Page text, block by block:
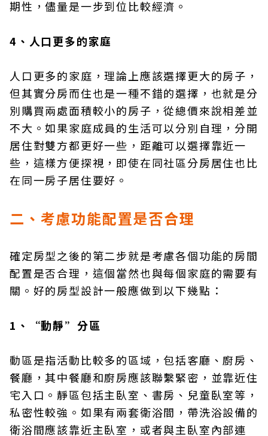
期性，儘量是一步到位比較經濟。
4、人口更多的家庭
人口更多的家庭，理論上應該選擇更大的房子，
但其實分房而住也是一種不錯的選擇，也就是分
別購買兩處面積較小的房子，從總價來說相差並
不大。如果家庭成員的生活可以分別自理，分開
居住對雙方都更好一些，距離可以選擇靠近一
些，這樣方便探視，即使在同社區分房居住也比
在同一房子居住要好。
二、考慮功能配置是否合理
確定房型之後的第二步就是考慮各個功能的房間
配置是否合理，這個當然也與每個家庭的需要有
關。好的房型設計一般應做到以下幾點：
1、“動靜”分區
動區是指活動比較多的區域，包括客廳、廚房、
餐廳，其中餐廳和廚房應該聯繫緊密，並靠近住
宅入口。靜區包括主臥室、書房、兒童臥室等，
私密性較強。如果有兩套衛浴間，帶洗浴設備的
衛浴間應該靠近主臥室，或者與主臥室內部連